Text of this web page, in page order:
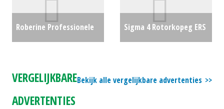
€2500
Roberine Professionele
Sigma 4 Rotorkopeg ERS
Bekijk alle vergelijkbare advertenties
VERGELIJKBARE
ADVERTENTIES